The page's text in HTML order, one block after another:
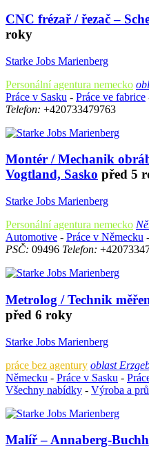
CNC frézař / řezač –
roky
Starke Jobs Marienberg
Personální agentura nemecko
Práce v Sasku - Práce ve fabrice
Telefon: +420733479763
Montér / Mechanik
Vogtland, Sasko před 5
Starke Jobs Marienberg
Personální agentura nemecko
Automotive - Práce v Německu -
PSČ: 09496 Telefon:
Metrolog / Technik
před 6 roky
Starke Jobs Marienberg
práce bez agentury oblast
Německu - Práce v Sasku -
Všechny nabídky - Výroba a
Malíř – Annaberg-